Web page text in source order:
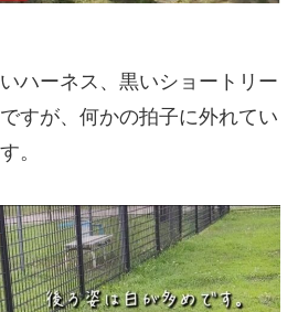
ハーネス、黒いショートリー
すが、何かの拍子に外れてい
。